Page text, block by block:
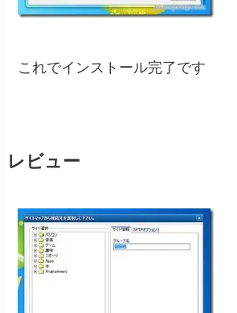
これでインストール完了です
レビュー